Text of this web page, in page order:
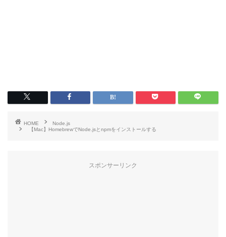
HOME
Node.js
【Mac】HomebrewでNode.jsとnpmをインストールする
スポンサーリンク